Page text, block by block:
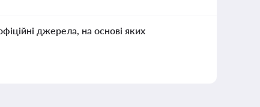
джерела, на основі яких